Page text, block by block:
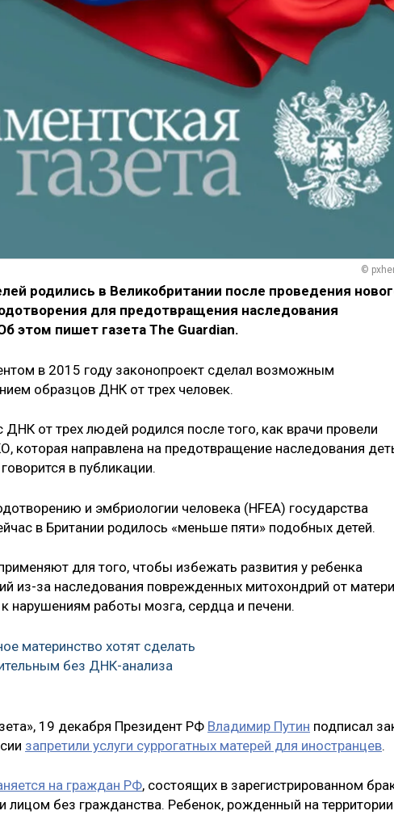
©
родились в Великобритании после проведения
для предотвращения наследования
этом пишет газета The Guardian.
в 2015 году законопроект сделал возможным
образцов ДНК от трех человек.
от трех людей родился после того, как врачи провели
которая направлена на предотвращение наследования
в публикации.
и эмбриологии человека (HFEA) государства
в Британии родилось «меньше пяти» подобных детей.
для того, чтобы избежать развития у ребенка
из-за наследования поврежденных митохондрий от
нарушениям работы мозга, сердца и печени.
материнство хотят сделать
без ДНК-анализа
19 декабря Президент РФ Владимир Путин подписал
запретили услуги суррогатных матерей для иностранцев.
на граждан РФ, состоящих в зарегистрированном
без гражданства. Ребенок, рожденный на территории